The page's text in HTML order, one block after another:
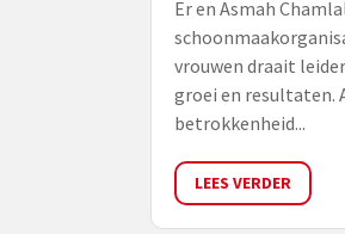
Er en Asmah
vrouwen draait
groei en resultaten.
betrokkenheid...
LEES VERDER